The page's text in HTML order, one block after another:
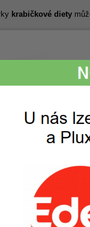
krabičkové diety